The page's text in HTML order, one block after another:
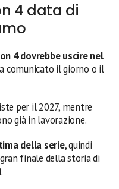
4 data di
4 dovrebbe uscire nel
comunicato il giorno o il
per il 2027, mentre
già in lavorazione.
della serie, quindi
finale della storia di